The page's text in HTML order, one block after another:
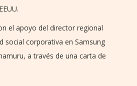
el apoyo del director regional
social corporativa en Samsung
a través de una carta de